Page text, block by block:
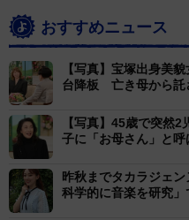
おすすめニュース
【写真】宝塚出身美
台降板 亡き母から託
【写真】45歳で突然
子に「お母さん」と呼
昨秋までタカラジェ
科学的に音楽を研究